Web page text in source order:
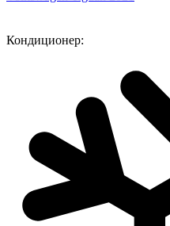
Кондиционер: